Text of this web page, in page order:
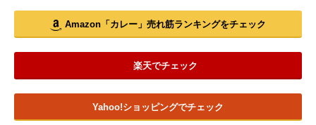
Amazon「カレー」売れ筋ランキングをチェック
楽天でチェック
Yahoo!ショッピングでチェック